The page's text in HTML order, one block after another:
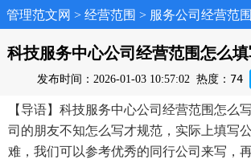
管理范文网 > 经营范围 > 服务公司经营范围
科技服务中心公司经营范围怎么填
发布时间：2026-01-03 10:57:02 热度： 74
【导语】科技服务中心公司经营范围怎么
司的朋友不知怎么写才规范，实际上填写
难，我们可以参考优秀的同行公司来写，